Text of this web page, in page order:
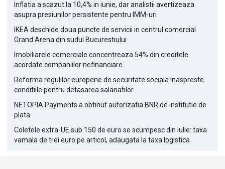
Inflatia a scazut la 10,4% in iunie, dar analistii avertizeaza
asupra presiunilor persistente pentru IMM-uri
IKEA deschide doua puncte de servicii in centrul comercial
Grand Arena din sudul Bucurestiului
Imobiliarele comerciale concentreaza 54% din creditele
acordate companiilor nefinanciare
Reforma regulilor europene de securitate sociala inaspreste
conditiile pentru detasarea salariatilor
NETOPIA Payments a obtinut autorizatia BNR de institutie de
plata
Coletele extra-UE sub 150 de euro se scumpesc din iulie: taxa
vamala de trei euro pe articol, adaugata la taxa logistica